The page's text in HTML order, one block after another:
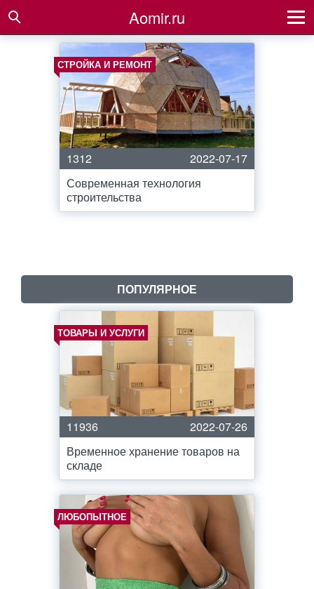
Aomir.ru
СТРОЙКА И РЕМОНТ
1312
2022-07-17
Современная технология
строительства
ПОПУЛЯРНОЕ
ТОВАРЫ И УСЛУГИ
11936
2022-07-26
Временное хранение товаров на
складе
ЛЮБОПЫТНОЕ